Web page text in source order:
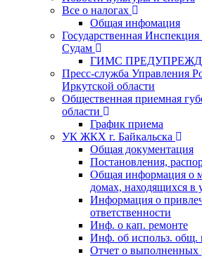
Все о налогах
Общая инфомация
Государственная
Судам
ГИМС
Пресс-служба Управления
Иркутской области
Общественная приемная
области
График приема
УК ЖКХ г. Байкальска
Общая документация
Постановления,
Общая информация о
домах, находящихся в
Информация о
ответственности
Инф. о кап. ремонте
Инф. об использ.
Отчет о выполненных